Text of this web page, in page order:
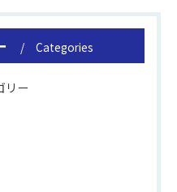
Categories
リー